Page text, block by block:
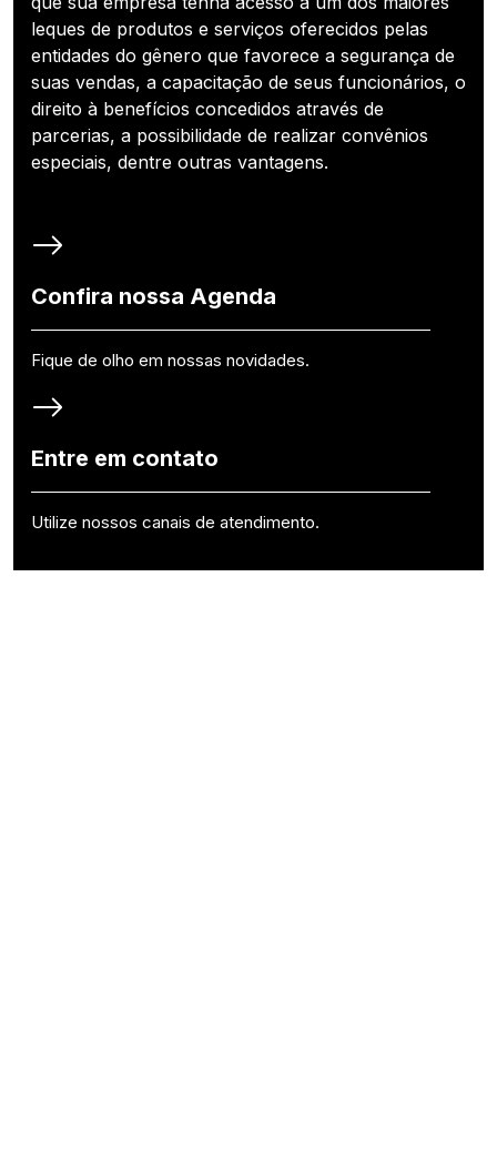
leques de produtos e serviços oferecidos pelas
entidades do gênero que favorece a segurança de
suas vendas, a capacitação de seus funcionários, o
direito à benefícios concedidos através de
parcerias, a possibilidade de realizar convênios
especiais, dentre outras vantagens.
Confira nossa Agenda
Fique de olho em nossas novidades.
Entre em contato
Utilize nossos canais de atendimento.